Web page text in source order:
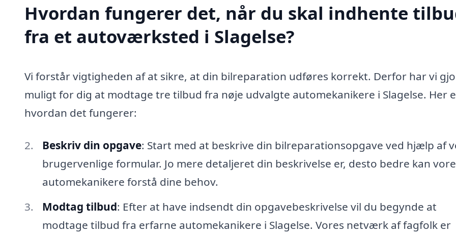
Hvordan fungerer det, når du skal indhente
fra et autoværksted i Slagelse?
Vi forstår vigtigheden af at sikre, at din bilreparation udføres korrekt. Derfor har vi
muligt for dig at modtage tre tilbud fra nøje udvalgte automekanikere i Slagelse. Her
hvordan det fungerer:
Beskriv din opgave: Start med at beskrive din bilreparationsopgave ved hjælp af
brugervenlige formular. Jo mere detaljeret din beskrivelse er, desto bedre kan
automekanikere forstå dine behov.
Modtag tilbud: Efter at have indsendt din opgavebeskrivelse vil du begynde at
modtage tilbud fra erfarne automekanikere i Slagelse. Vores netværk af fagfolk er